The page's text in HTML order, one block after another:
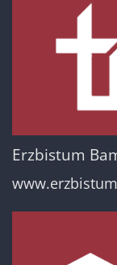
Erzbistum